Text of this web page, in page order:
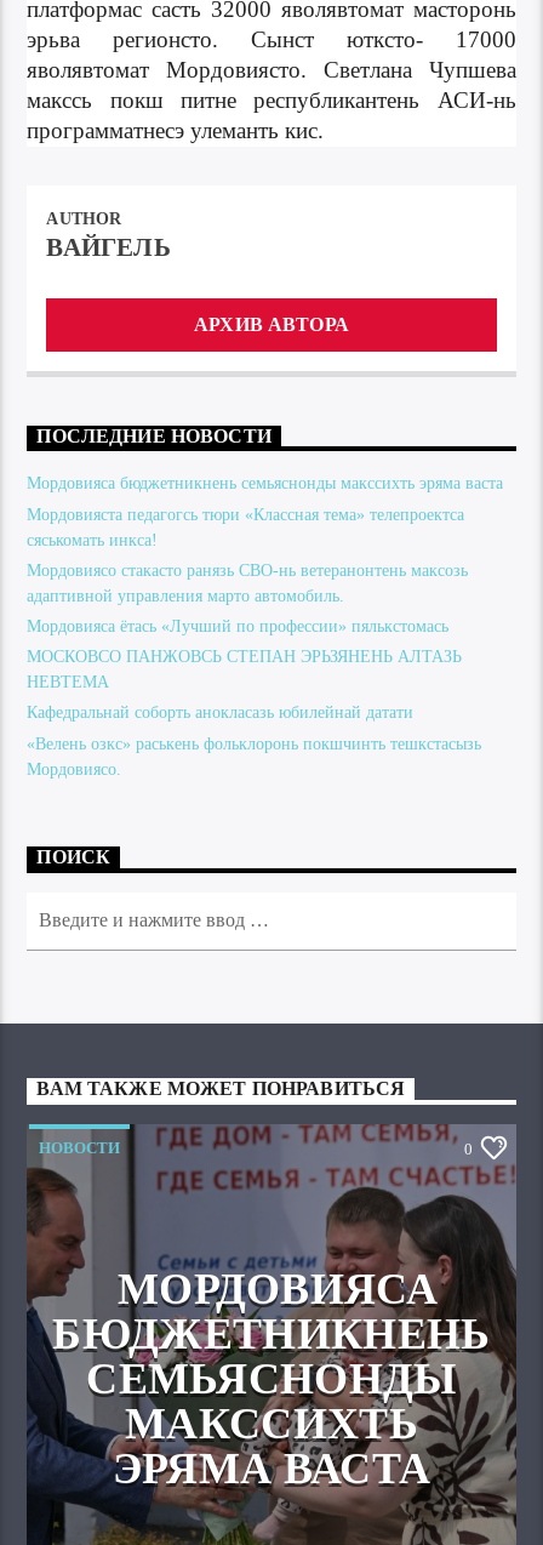
платформас састь 32000 яволявтомат масторонь
эрьва регионсто. Сынст ютксто- 17000
яволявтомат Мордовиясто. Светлана Чупшева
макссь покш питне республикантень АСИ-нь
программатнесэ улеманть кис.
AUTHOR
ВАЙГЕЛЬ
АРХИВ АВТОРА
ПОСЛЕДНИЕ НОВОСТИ
Мордовияса бюджетникнень семьяснонды макссихть эряма васта
Мордовияста педагогсь тюри «Классная тема» телепроектса
сяськомать инкса!
Мордовиясо стакасто ранязь СВО-нь ветеранонтень максозь
адаптивной управления марто автомобиль.
Мордовияса ётась «Лучший по профессии» пялькстомась
МОСКОВСО ПАНЖОВСЬ СТЕПАН ЭРЬЗЯНЕНЬ АЛТАЗЬ
НЕВТЕМА
Кафедральнай соборть анокласазь юбилейнай датати
«Велень озкс» раськень фольклоронь покшчинть тешкстасызь
Мордовиясо.
ПОИСК
ВАМ ТАКЖЕ МОЖЕТ ПОНРАВИТЬСЯ
НОВОСТИ 0
МОРДОВИЯСА
БЮДЖЕТНИКНЕНЬ
СЕМЬЯСНОНДЫ
МАКССИХТЬ
ЭРЯМА ВАСТА